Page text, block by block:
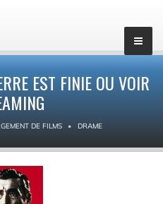
EST FINIE OU VOIR
DE FILMS DRAME